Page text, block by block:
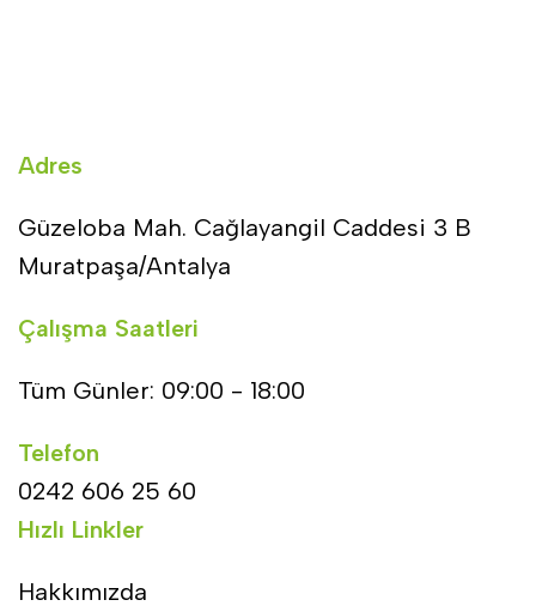
Adres
Güzeloba Mah. Cağlayangil Caddesi 3 B
Muratpaşa/Antalya
Çalışma Saatleri
Tüm Günler: 09:00 - 18:00
Telefon
0242 606 25 60
Hızlı Linkler
Hakkımızda